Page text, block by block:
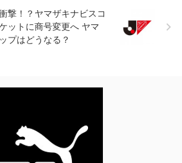
撃！？ヤマザキナビスコ
ットに商号変更へ ヤマ
プはどうなる？